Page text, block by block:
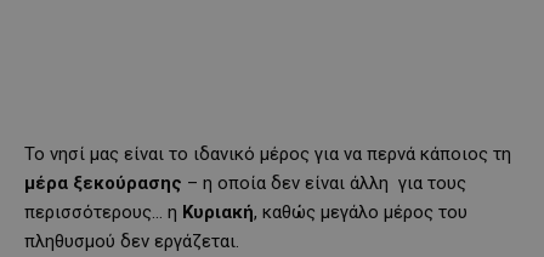
Το νησί μας είναι το ιδανικό μέρος για να περνά κάποιος τη
μέρα ξεκούρασης – η οποία δεν είναι άλλη για τους
περισσότερους… η Κυριακή, καθώς μεγάλο μέρος του
πληθυσμού δεν εργάζεται.